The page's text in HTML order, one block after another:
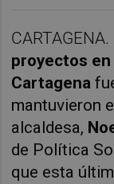
CARTAGENA.
proyectos
Cartagena
mantuvieron
alcaldesa,
de Política
que esta